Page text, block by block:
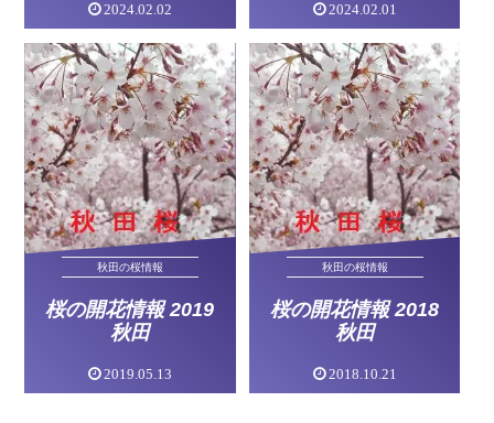
2024.02.02 2024.02.01
秋田の桜情報
桜の開花情報 2019
秋田
2019.05.13
秋田の桜情報
桜の開花情報 2018
秋田
2018.10.21